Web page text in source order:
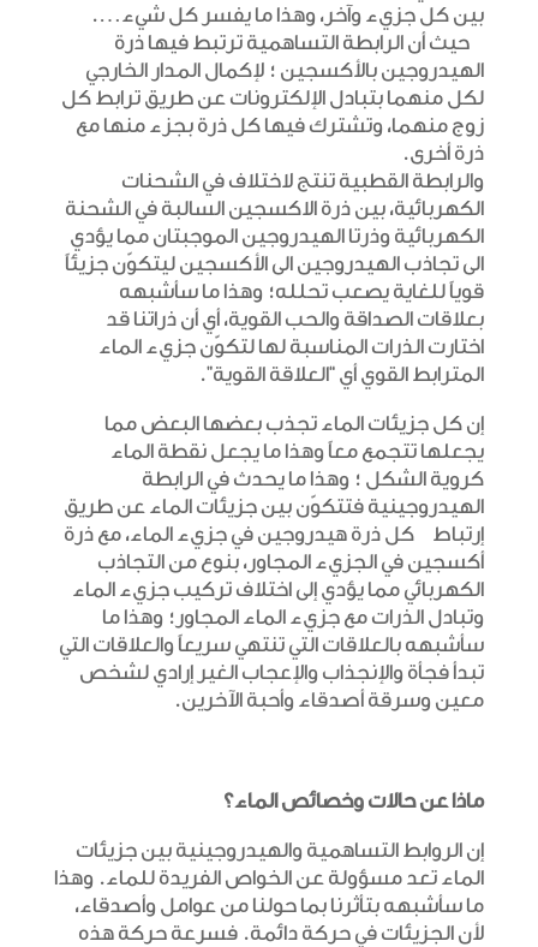
بين كل جزيء وآخر، وهذا ما يفسر كل شيء….
حيث أن الرابطة التساهمية ترتبط فيها ذرة
الهيدروجين بالأكسجين ؛ لإكمال المدار الخارجي
لكل منهما بتبادل الإلكترونات عن طريق ترابط كل
زوج منهما، وتشترك فيها كل ذرة بجزء منها مع
ذرة أخرى.
والرابطة القطبية تنتج لاختلاف في الشحنات
الكهربائية، بين ذرة الاكسجين السالبة في الشحنة
الكهربائية وذرتا الهيدروجين الموجبتان مما يؤدي
الى تجاذب الهيدروجين الى الأكسجين ليتكوّن جزيئاً
قوياً للغاية يصعب تحلله؛ وهذا ما سأشبهه
بعلاقات الصداقة والحب القوية، أي أن ذراتنا قد
اختارت الذرات المناسبة لها لتكوّن جزيء الماء
المترابط القوي أي “العلاقة القوية”.
إن كل جزيئات الماء تجذب بعضها البعض مما
يجعلها تتجمع معاً وهذا ما يجعل نقطة الماء
كروية الشكل ؛ وهذا ما يحدث في الرابطة
الهيدروجينية فتتكوّن بين جزيئات الماء عن طريق
إرتباط كل ذرة هيدروجين في جزيء الماء، مع ذرة
أكسجين في الجزيء المجاور، بنوع من التجاذب
الكهربائي مما يؤدي إلى اختلاف تركيب جزيء الماء
وتبادل الذرات مع جزيء الماء المجاور؛ وهذا ما
سأشبهه بالعلاقات التي تنتهي سريعاً والعلاقات التي
تبدأ فجأة والإنجذاب والإعجاب الغير إرادي لشخص
معين وسرقة أصدقاء وأحبة الآخرين.
ماذا عن حالات وخصائص الماء؟
إن الروابط التساهمية والهيدروجينية بين جزيئات
الماء تعد مسؤولة عن الخواص الفريدة للماء. وهذا
ما سأشبهه بتأثرنا بما حولنا من عوامل وأصدقاء،
لأن الجزيئات في حركة دائمة. فسرعة حركة هذه